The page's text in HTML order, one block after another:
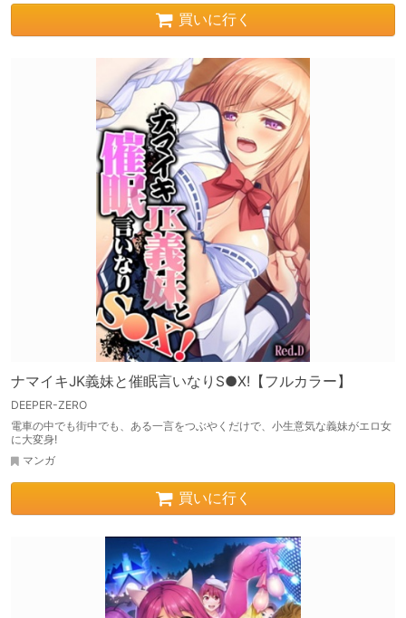
買いに行く
ナマイキJK義妹と催眠言いなりS●X!【フルカラー】
DEEPER-ZERO
電車の中でも街中でも、ある一言をつぶやくだけで、小生意気な義妹がエロ女
に大変身!
マンガ
買いに行く